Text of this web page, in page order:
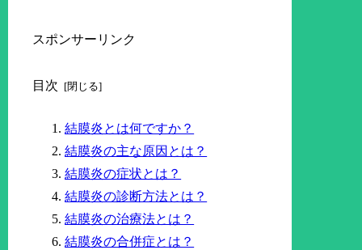
スポンサーリンク
目次
結膜炎とは何ですか？
結膜炎の主な原因とは？
結膜炎の症状とは？
結膜炎の診断方法とは？
結膜炎の治療法とは？
結膜炎の合併症とは？